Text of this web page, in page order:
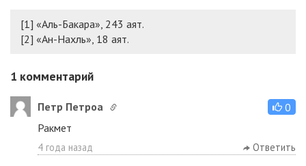
[1] «Аль-Бакара», 243 аят.
[2] «Ан-Нахль», 18 аят.
1 комментарий
Петр Петроа
0
Ракмет
4 года назад Ответить